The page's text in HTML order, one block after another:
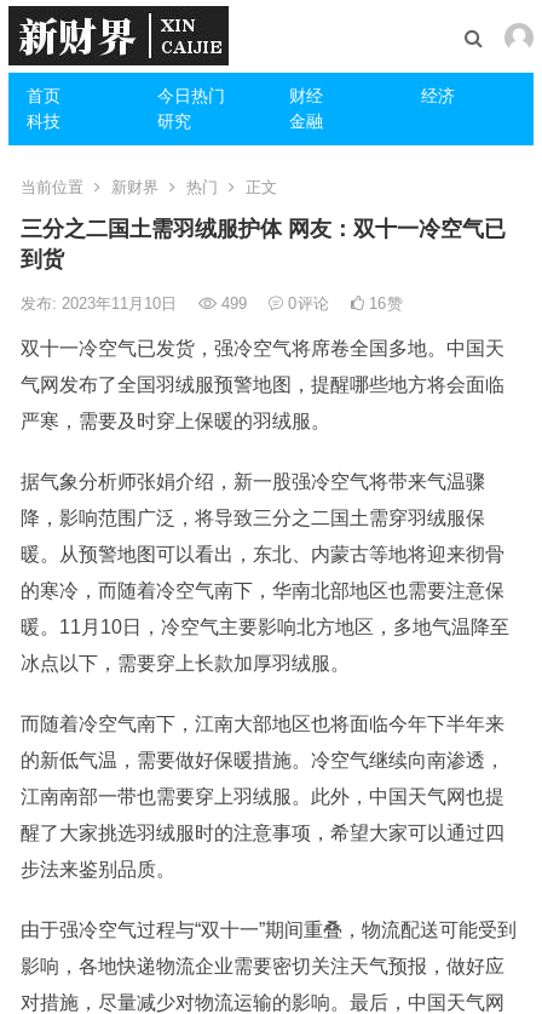
首页 今日热门 财经
经济
科技
研究 金融
当前位置 新财界 热门 正文
三分之二国土需羽绒服护体 网友：双十一冷空气已
到货
发布: 2023年11月10日 499 0评论 16赞
双十一冷空气已发货，强冷空气将席卷全国多地。中国天
气网发布了全国羽绒服预警地图，提醒哪些地方将会面临
严寒，需要及时穿上保暖的羽绒服。
据气象分析师张娟介绍，新一股强冷空气将带来气温骤
降，影响范围广泛，将导致三分之二国土需穿羽绒服保
暖。从预警地图可以看出，东北、内蒙古等地将迎来彻骨
的寒冷，而随着冷空气南下，华南北部地区也需要注意保
暖。11月10日，冷空气主要影响北方地区，多地气温降至
冰点以下，需要穿上长款加厚羽绒服。
而随着冷空气南下，江南大部地区也将面临今年下半年来
的新低气温，需要做好保暖措施。冷空气继续向南渗透，
江南南部一带也需要穿上羽绒服。此外，中国天气网也提
醒了大家挑选羽绒服时的注意事项，希望大家可以通过四
步法来鉴别品质。
由于强冷空气过程与“双十一”期间重叠，物流配送可能受到
影响，各地快递物流企业需要密切关注天气预报，做好应
对措施，尽量减少对物流运输的影响。最后，中国天气网